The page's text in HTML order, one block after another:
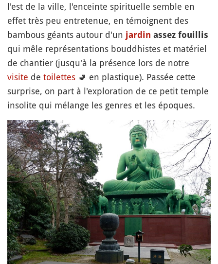
l'est de la ville, l'enceinte spirituelle semble en
effet très peu entretenue, en témoignent des
bambous géants autour d'un jardin assez fouillis
qui mêle représentations bouddhistes et matériel
de chantier (jusqu'à la présence lors de notre
visite de toilettes 🚽 en plastique). Passée cette
surprise, on part à l'exploration de ce petit temple
insolite qui mélange les genres et les époques.